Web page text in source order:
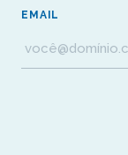
EMAIL